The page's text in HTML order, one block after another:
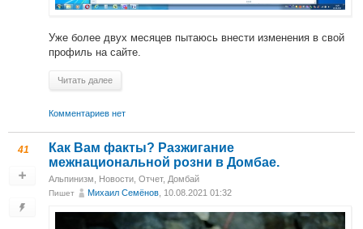
Уже более двух месяцев пытаюсь внести изменения в свой
профиль на сайте.
Читать далее
Комментариев нет
41
Как Вам факты? Разжигание
межнациональной розни в Домбае.
Альпинизм Новости Отчет, Домбай
Пишет Михаил Cемёнов , 10.08.2021 01:32